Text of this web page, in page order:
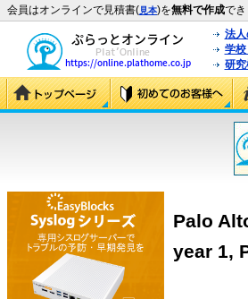
会員はオンラインで見積書(見本)を無料で作成で
法
学
研
Palo
year 1,